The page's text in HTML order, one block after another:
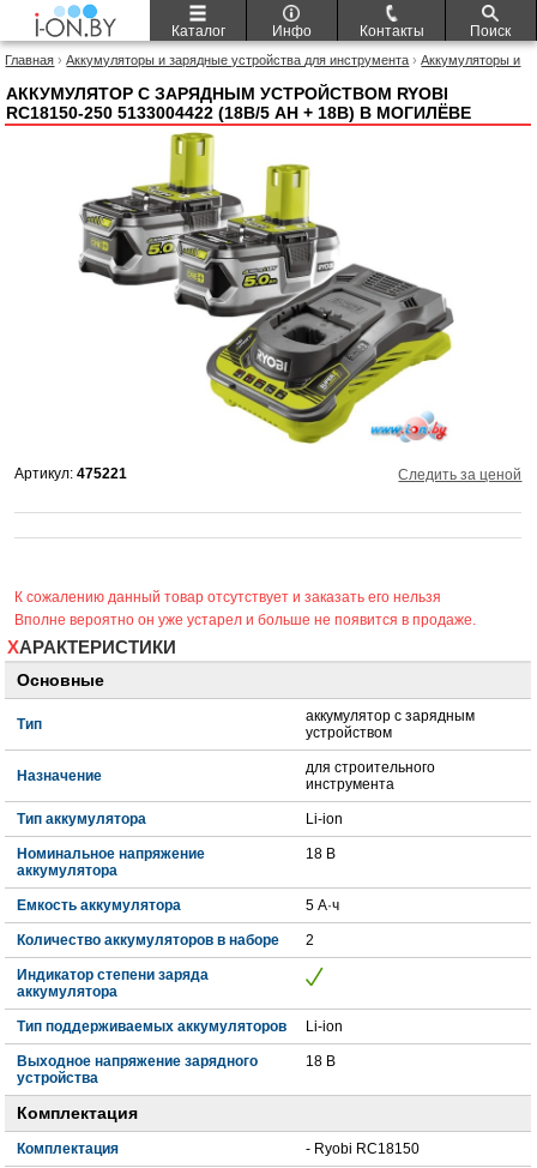
Каталог Инфо Контакты Поиск
Главная ›Аккумуляторы и зарядные устройства для инструмента ›Аккумуляторы и
устройством Ryobi RC18150-250 5133004422 (18В/5 Ah + 18В)
АККУМУЛЯТОР С ЗАРЯДНЫМ УСТРОЙСТВОМ RYOBI
RC18150-250 5133004422 (18В/5 AH + 18В) В МОГИЛЁВЕ
Артикул:475221 Следить за ценой
К сожалению данный товар отсутствует и заказать его нельзя
Вполне вероятно он уже устарел и больше не появится в продаже.
ХАРАКТЕРИСТИКИ
Основные
Тип
аккумулятор с зарядным
устройством
Назначение
для строительного
инструмента
Тип аккумулятора Li-ion
Номинальное напряжение
аккумулятора
18 В
Емкость аккумулятора 5 А·ч
Количество аккумуляторов в наборе 2
Индикатор степени заряда
аккумулятора
Тип поддерживаемых аккумуляторов Li-ion
Выходное напряжение зарядного
устройства
18 В
Комплектация
Комплектация - Ryobi RC18150